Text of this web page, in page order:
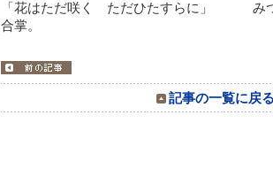
「花はただ咲く ただひたすらに」 み
合掌。
記事の一覧に戻